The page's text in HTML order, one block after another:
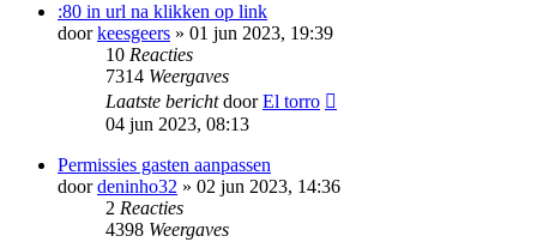
:80 in url na klikken op link
doorkeesgeers » 01 jun 2023, 19:39
10 Reacties
7314 Weergaves
Laatste berichtdoorEl torro
04 jun 2023, 08:13
Permissies gasten aanpassen
doordeninho32 » 02 jun 2023, 14:36
2 Reacties
4398 Weergaves